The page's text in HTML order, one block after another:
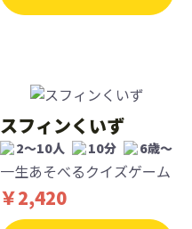
スフィンくいず
2〜10人 10分 6歳〜
一生あそべるクイズゲーム
￥2,420